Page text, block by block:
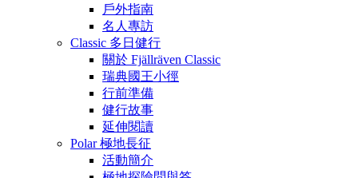
戶外指南
名人專訪
Classic 多日健行
關於 Fjällräven Classic
瑞典國王小徑
行前準備
健行故事
延伸閱讀
Polar 極地長征
活動簡介